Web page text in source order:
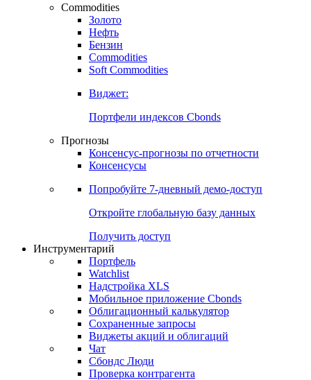
Commodities
Золото
Нефть
Бензин
Commodities
Soft Commodities
Виджет:
Портфели индексов Cbonds
Прогнозы
Консенсус-прогнозы по отчетности
Консенсусы
Попробуйте 7-дневный демо-доступ
Откройте глобальную базу данных
Получить доступ
Инструментарий
Портфель
Watchlist
Надстройка XLS
Мобильное приложение Cbonds
Облигационный калькулятор
Сохраненные запросы
Виджеты акций и облигаций
Чат
Сбондс Люди
Проверка контрагента